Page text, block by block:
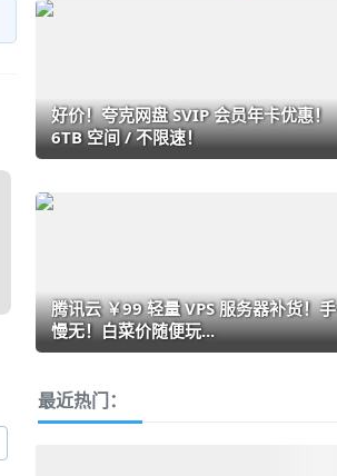
好价！夸克网盘 SVIP 会员年卡优惠！
6TB 空间 / 不限速！
腾讯云 ￥99 轻量 VPS 服务器补货！手
慢无！白菜价随便玩...
最近热门：